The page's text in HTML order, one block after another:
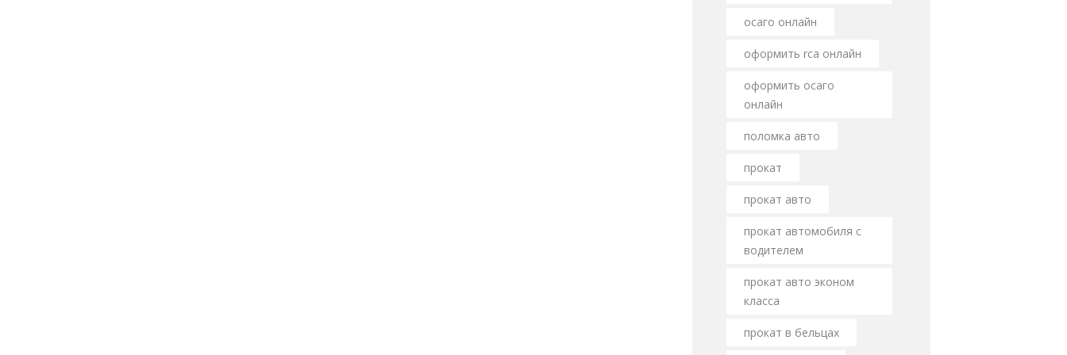
осаго онлайн
оформить rca онлайн
оформить осаго
онлайн
поломка авто
прокат
прокат авто
прокат автомобиля с
водителем
прокат авто эконом
класса
прокат в бельцах